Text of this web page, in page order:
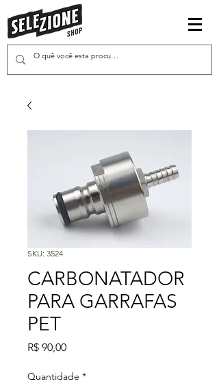
SKU: 3524
CARBONATADOR
PARA GARRAFAS
PET
R$ 90,00Preço
Quantidade *